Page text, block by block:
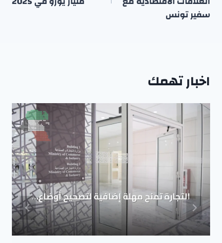
سفير تونس
اخبار تهمك